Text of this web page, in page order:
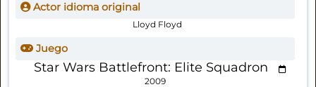
Actor idioma original
Lloyd Floyd
Juego
Star Wars Battlefront: Elite Squadron
2009